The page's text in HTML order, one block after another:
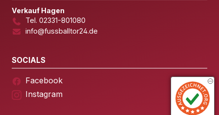
Verkauf Hagen
Tel. 02331-801080
info@fussballtor24.de
SOCIALS
Facebook
Instagram